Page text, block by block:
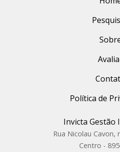
Política de
Invicta Gestão
Rua Nicolau Cavon,
Centro -